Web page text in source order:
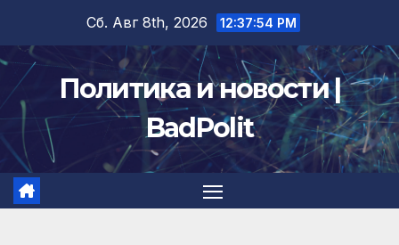
содержимому
Сб. Авг 8th, 2026 12:37:55 PM
Политика и новости |
BadPolit